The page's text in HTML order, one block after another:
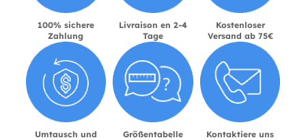
100% sichere
Zahlung
Livraison en 2-4
Tage
Kostenloser
Versand ab 75€
Umtausch und
Größentabelle Kontaktiere uns